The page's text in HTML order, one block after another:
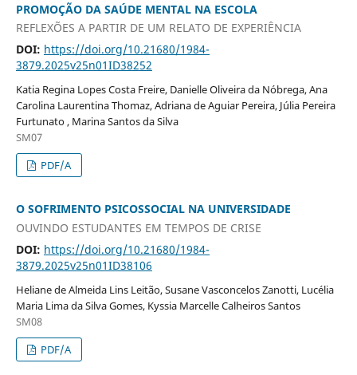
PROMOÇÃO DA SAÚDE MENTAL NA ESCOLA
REFLEXÕES A PARTIR DE UM RELATO DE EXPERIÊNCIA
DOI: https://doi.org/10.21680/1984-
3879.2025v25n01ID38252
Katia Regina Lopes Costa Freire, Danielle Oliveira da Nóbrega, Ana
Carolina Laurentina Thomaz, Adriana de Aguiar Pereira, Júlia Pereira
Furtunato , Marina Santos da Silva
SM07
PDF/A
O SOFRIMENTO PSICOSSOCIAL NA UNIVERSIDADE
OUVINDO ESTUDANTES EM TEMPOS DE CRISE
DOI: https://doi.org/10.21680/1984-
3879.2025v25n01ID38106
Heliane de Almeida Lins Leitão, Susane Vasconcelos Zanotti, Lucélia
Maria Lima da Silva Gomes, Kyssia Marcelle Calheiros Santos
SM08
PDF/A